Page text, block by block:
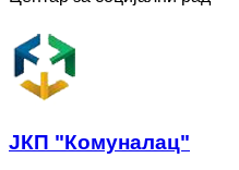
ЈКП "Комуналац"